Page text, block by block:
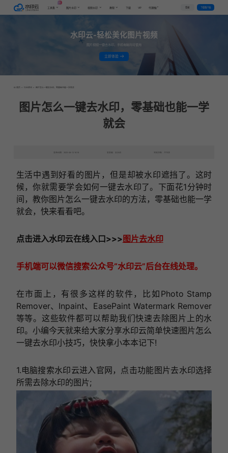
工具集 图片水印 视频水印 教程 下载 VIP 代理推广 登录 下载客户端
水印云-轻松美化图片视频
图片视频一键去水印，手机电脑均可使用
立即体验
首页 > 行业资讯 > 图片怎么一键去水印，零基础也能一学就会
图片怎么一键去水印，零基础也能一学
就会
发布日期：2023-06-12 16:16 发表者：去水印 浏览次数：7772次
生活中遇到好看的图片，但是却被水印遮挡了。这时
候，你就需要学会如何一键去水印了。下面花1分钟时
间，教你图片怎么一键去水印的方法，零基础也能一学
就会，快来看看吧。
点击进入水印云在线入口>>>图片去水印
手机端可以微信搜索公众号“水印云”后台在线处理。
在市面上，有很多这样的软件，比如Photo Stamp
Remover、Inpaint、EasePaint Watermark Remover
等等。这些软件都可以帮助我们快速去除图片上的水
印。小编今天就来给大家分享水印云简单快速图片怎么
一键去水印小技巧，快快拿小本本记下!
1.电脑搜索水印云进入官网，点击功能图片去水印选择
所需去除水印的图片;